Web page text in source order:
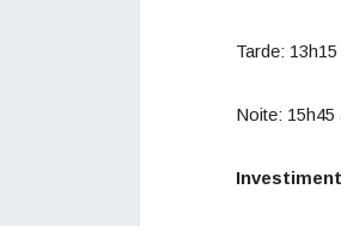
Tarde:
Noite: 15h45